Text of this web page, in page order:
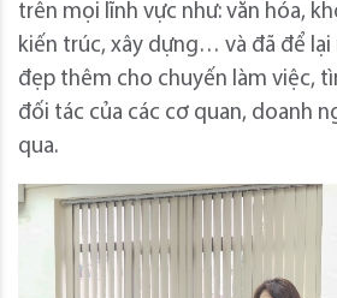
trên mọi lĩnh vực như: văn hóa,
kiến trúc, xây dựng… và đã để
đẹp thêm cho chuyến làm việc,
đối tác của các cơ quan, doanh
qua.